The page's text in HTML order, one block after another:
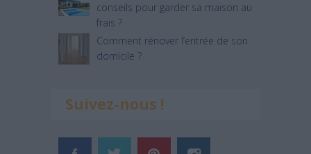
conseils pour garder sa maison au
frais ?
Comment rénover l’entrée de son
domicile ?
Suivez-nous !